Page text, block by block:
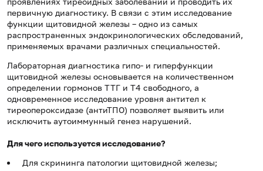
первичную диагностику. В связи с этим исследование
функции щитовидной железы – одно из самых
распространенных эндокринологических обследований,
применяемых врачами различных специальностей.
Лабораторная диагностика гипо- и гиперфункции
щитовидной железы основывается на количественном
определении гормонов ТТГ и Т4 свободного, а
одновременное исследование уровня антител к
тиреопероксидазе (антиТПО) позволяет выявить или
исключить аутоиммунный генез нарушений.
Для чего используется исследование?
Для скрининга патологии щитовидной железы;